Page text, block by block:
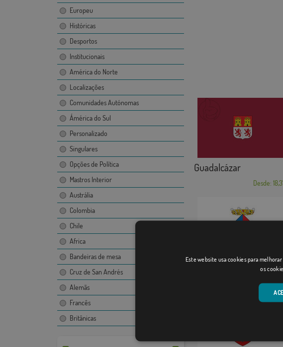
Europeu
Históricas
Desportos
Institucionais
América do Norte
Localizações
Comunidades Autónomas
Ámérica do Sul
Personalizado
Singulares
Opções de Política
Mastros Interior
Austrália
Colombia
Chile
Africa
Bandeiras de mesa
Cruz de San Andrés
Alemãs
Francês
Britânicas
Guadalcázar
Desde:
Bisbal del Penedè...
Desde:
Este website usa cookies para
os